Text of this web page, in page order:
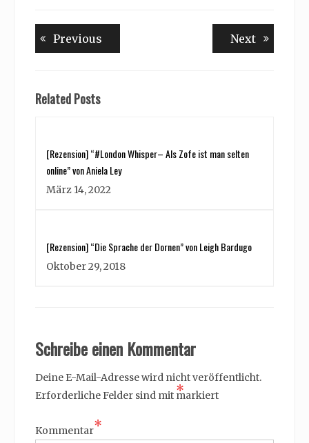
Beitragsnavigation
Previous NextNext
Related Posts
[Rezension] “#London Whisper– Als Zofe ist man selten
online” von Aniela Ley
März 14, 2022
[Rezension] “Die Sprache der Dornen” von Leigh Bardugo
Oktober 29, 2018
Schreibe einen Kommentar
Deine E-Mail-Adresse wird nicht veröffentlicht.
Erforderliche Felder sind mit *
markiert
Kommentar*